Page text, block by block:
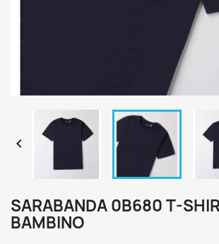

SARABANDA 0B680 T-
BAMBINO